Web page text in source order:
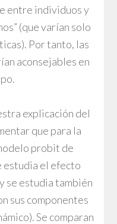
entre individuos y
(que varían solo
Por tanto, las
aconsejables en
explicación del
que para la
probit de
estudia el efecto
se estudia también
sus componentes
Se comparan